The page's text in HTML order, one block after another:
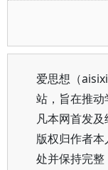
爱思想（
站，旨在推动
凡本网首发
版权归作者
处并保持完